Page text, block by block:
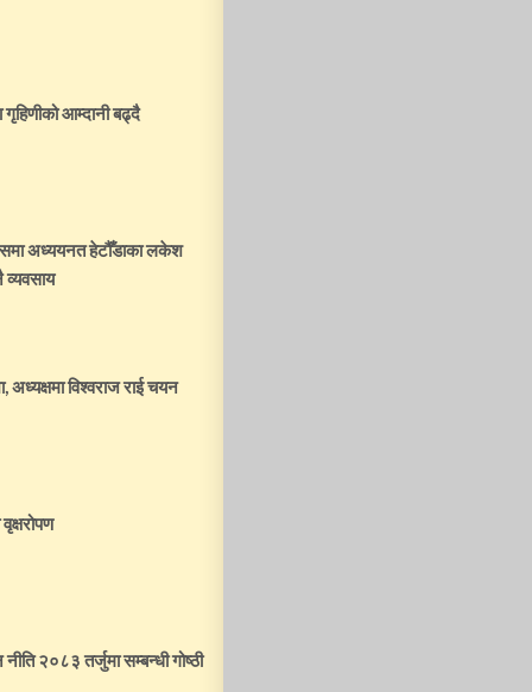
आम्दानी बढ्दै
अध्ययनत हेटौँडाका लकेश
अध्यक्षमा विश्वराज राई चयन
२०८३ तर्जुमा सम्बन्धी गोष्ठी